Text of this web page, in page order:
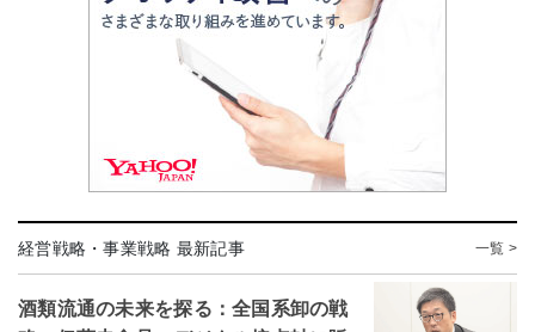
経営戦略・事業戦略 最新記事 一覧 >
酒類流通の未来を探る：全国系卸の戦